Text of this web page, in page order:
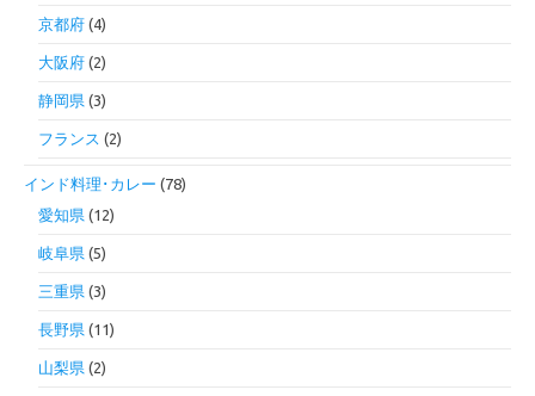
京都府 (4)
大阪府 (2)
静岡県 (3)
フランス (2)
インド料理･カレー (78)
愛知県 (12)
岐阜県 (5)
三重県 (3)
長野県 (11)
山梨県 (2)